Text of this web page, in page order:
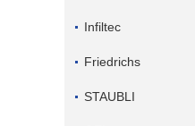
Infiltec
Friedrichs
STAUBLI